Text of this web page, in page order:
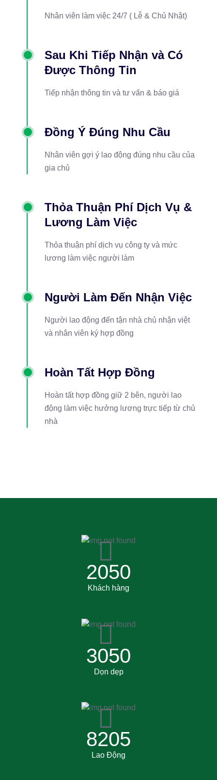
Nhân viên làm việc 24/7 ( Lễ & Chủ Nhật)
Sau Khi Tiếp Nhận và Có
Được Thông Tin
Tiếp nhận thông tin và tư vấn & báo giá
Đồng Ý Đúng Nhu Cầu
Nhân viên gợi ý lao động đúng nhu cầu của
gia chủ
Thỏa Thuận Phí Dịch Vụ &
Lương Làm Việc
Thỏa thuận phí dịch vụ công ty và mức
lương làm việc người làm
Người Làm Đến Nhận Việc
Người lao động đến tận nhà chủ nhận việt
và nhân viên ký hợp đồng
Hoàn Tất Hợp Đồng
Hoàn tất hợp đồng giữ 2 bên, người lao
động làm việc hưởng lương trực tiếp từ chủ
nhà
2050
Khách hàng
3050
Dọn dẹp
8205
Lao Động